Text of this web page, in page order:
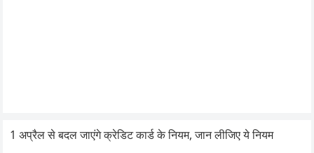
1 अप्रैल से बदल जाएंगे क्रेडिट कार्ड के नियम, जान लीजिए ये नियम